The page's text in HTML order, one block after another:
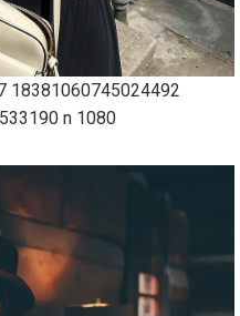
18381060745024492
n 1080